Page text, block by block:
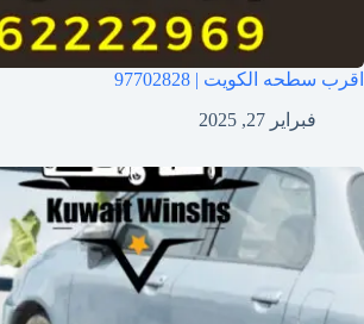
اقرب سطحه الكويت | 97702828
فبراير 27, 2025